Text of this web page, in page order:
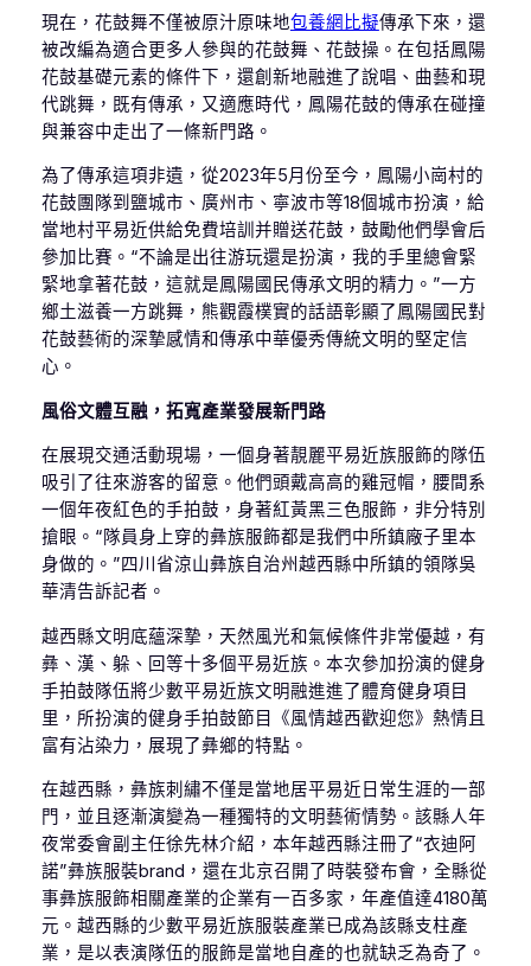
現在，花鼓舞不僅被原汁原味地包養網比擬傳承下來，還
被改編為適合更多人參與的花鼓舞、花鼓操。在包括鳳陽
花鼓基礎元素的條件下，還創新地融進了說唱、曲藝和現
代跳舞，既有傳承，又適應時代，鳳陽花鼓的傳承在碰撞
與兼容中走出了一條新門路。
為了傳承這項非遺，從2023年5月份至今，鳳陽小崗村的
花鼓團隊到鹽城市、廣州市、寧波市等18個城市扮演，給
當地村平易近供給免費培訓并贈送花鼓，鼓勵他們學會后
參加比賽。“不論是出往游玩還是扮演，我的手里總會緊
緊地拿著花鼓，這就是鳳陽國民傳承文明的精力。”一方
鄉土滋養一方跳舞，熊觀霞樸實的話語彰顯了鳳陽國民對
花鼓藝術的深摯感情和傳承中華優秀傳統文明的堅定信
心。
風俗文體互融，拓寬產業發展新門路
在展現交通活動現場，一個身著靚麗平易近族服飾的隊伍
吸引了往來游客的留意。他們頭戴高高的雞冠帽，腰間系
一個年夜紅色的手拍鼓，身著紅黃黑三色服飾，非分特別
搶眼。“隊員身上穿的彝族服飾都是我們中所鎮廠子里本
身做的。”四川省涼山彝族自治州越西縣中所鎮的領隊吳
華清告訴記者。
越西縣文明底蘊深摯，天然風光和氣候條件非常優越，有
彝、漢、躲、回等十多個平易近族。本次參加扮演的健身
手拍鼓隊伍將少數平易近族文明融進進了體育健身項目
里，所扮演的健身手拍鼓節目《風情越西歡迎您》熱情且
富有沾染力，展現了彝鄉的特點。
在越西縣，彝族刺繡不僅是當地居平易近日常生涯的一部
門，並且逐漸演變為一種獨特的文明藝術情勢。該縣人年
夜常委會副主任徐先林介紹，本年越西縣注冊了“衣迪阿
諾”彝族服裝brand，還在北京召開了時裝發布會，全縣從
事彝族服飾相關產業的企業有一百多家，年產值達4180萬
元。越西縣的少數平易近族服裝產業已成為該縣支柱產
業，是以表演隊伍的服飾是當地自產的也就缺乏為奇了。